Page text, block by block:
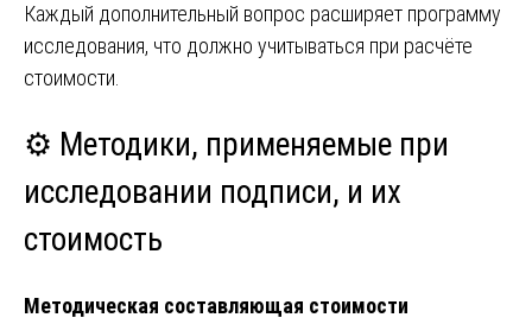
Каждый дополнительный вопрос расширяет программу
исследования, что должно учитываться при расчёте
стоимости.
⚙️ Методики, применяемые при
исследовании подписи, и их
стоимость
Методическая составляющая стоимости